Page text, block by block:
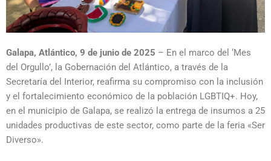
Galapa, Atlántico, 9 de junio de 2025 – En el marco del ‘Mes
del Orgullo’, la Gobernación del Atlántico, a través de la
Secretaría del Interior, reafirma su compromiso con la inclusión
y el fortalecimiento económico de la población LGBTIQ+. Hoy,
en el municipio de Galapa, se realizó la entrega de insumos a 25
unidades productivas de este sector, como parte de la feria «Ser
Diverso».